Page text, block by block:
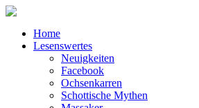
Home
Lesenswertes
Neuigkeiten
Facebook
Ochsenkarren
Schottische Mythen